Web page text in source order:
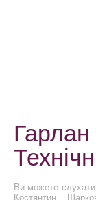
Гарлан
Ви можете
Костянтин